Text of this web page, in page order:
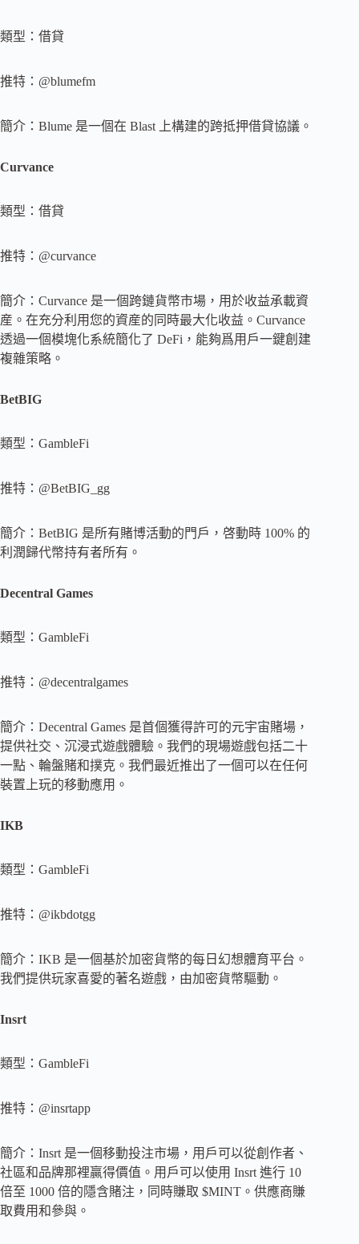
類型：借貸
推特：@blumefm
簡介：Blume 是一個在 Blast 上構建的跨抵押借貸協議。
Curvance
類型：借貸
推特：@curvance
簡介：Curvance 是一個跨鏈貨幣市場，用於收益承載資
産。在充分利用您的資産的同時最大化收益。Curvance
透過一個模塊化系統簡化了 DeFi，能夠爲用戶一鍵創建
複雜策略。
BetBIG
類型：GambleFi
推特：@BetBIG_gg
簡介：BetBIG 是所有賭博活動的門戶，啓動時 100% 的
利潤歸代幣持有者所有。
Decentral Games
類型：GambleFi
推特：@decentralgames
簡介：Decentral Games 是首個獲得許可的元宇宙賭場，
提供社交、沉浸式遊戲體驗。我們的現場遊戲包括二十
一點、輪盤賭和撲克。我們最近推出了一個可以在任何
裝置上玩的移動應用。
IKB
類型：GambleFi
推特：@ikbdotgg
簡介：IKB 是一個基於加密貨幣的每日幻想體育平台。
我們提供玩家喜愛的著名遊戲，由加密貨幣驅動。
Insrt
類型：GambleFi
推特：@insrtapp
簡介：Insrt 是一個移動投注市場，用戶可以從創作者、
社區和品牌那裡贏得價值。用戶可以使用 Insrt 進行 10
倍至 1000 倍的隱含賭注，同時賺取 $MINT。供應商賺
取費用和參與。